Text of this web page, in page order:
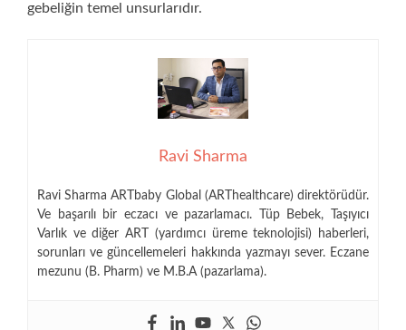
gebeliğin temel unsurlarıdır.
Ravi Sharma
Ravi Sharma ARTbaby Global (ARThealthcare) direktörüdür.
Ve başarılı bir eczacı ve pazarlamacı. Tüp Bebek, Taşıyıcı
Varlık ve diğer ART (yardımcı üreme teknolojisi) haberleri,
sorunları ve güncellemeleri hakkında yazmayı sever. Eczane
mezunu (B. Pharm) ve M.B.A (pazarlama).